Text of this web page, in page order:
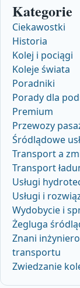
Kategorie
Ciekawostki
Historia
Kolej i pociągi
Koleje świata
Poradniki
Porady dla
Premium
Przewozy
Śródlądowe
Transport a
Transport
Usługi
Usługi i
Wydobycie i
Żegluga
Znani
transportu
Zwiedzanie